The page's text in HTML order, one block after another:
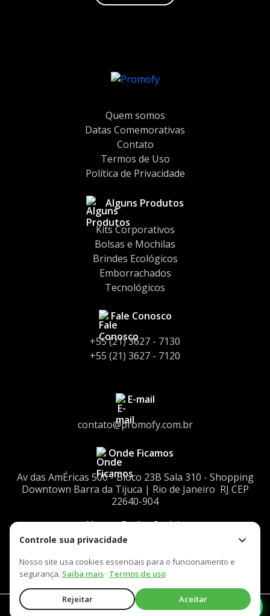
Quem somos
Datas Comemorativas
Contato
Termos de Uso
Política de Privacidade
Alguns Produtos
Kits Corporativos
Bolsas e Mochilas
Brindes Ecológicos
Emborrachados
Tecnológicos
Fale Conosco
+55 (21) 3627 - 7130
+55 (21) 3627 - 7120
E-mail
contato@promofy.com.br
Onde Ficamos
Av das AmÉricas 500 - Bloco 23Bㅤㅤ Sala 310 - Shopping
Downtownㅤㅤ Barra da Tijuca | Rio de Janeiro ㅤㅤ RJ CEP
22640-904
Nossas Redes Sociais
©2026 Promofy
Fale com nosso Comercial
Controle sua privacidade
Nosso site usa cookies essenciais para o funcionamento e
segurança. Saiba mais · Termos de uso
Rejeitar Aceitar